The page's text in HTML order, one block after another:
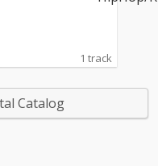
1 track
Catalog